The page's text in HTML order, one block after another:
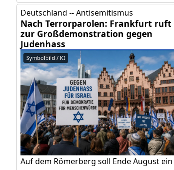
Deutschland -- Antisemitismus
Nach Terrorparolen: Frankfurt ruft
zur Großdemonstration gegen
Judenhass
Symbolbild / KI
Auf dem Römerberg soll Ende August ein